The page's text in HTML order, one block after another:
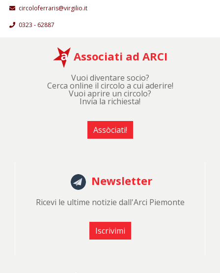
circoloferraris@virgilio.it
0323 - 62887
Associati ad ARCI
Vuoi diventare socio?
Cerca online il circolo a cui aderire!
Vuoi aprire un circolo?
Invia la richiesta!
Assòciati!
Newsletter
Ricevi le ultime notizie dall'Arci Piemonte
Iscrivimi